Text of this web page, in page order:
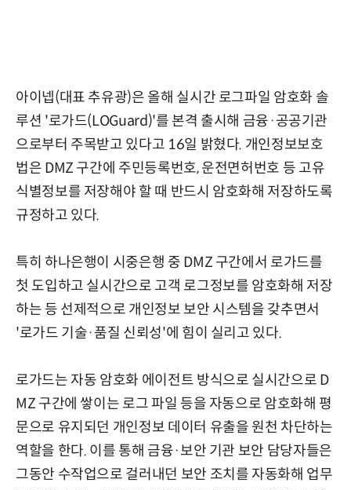
아이넵(대표 추유광)은 올해 실시간 로그파일 암호화 솔
루션 '로가드(LOGuard)'를 본격 출시해 금융·공공기관
으로부터 주목받고 있다고 16일 밝혔다. 개인정보보호
법은 DMZ 구간에 주민등록번호, 운전면허번호 등 고유
식별정보를 저장해야 할 때 반드시 암호화해 저장하도록
규정하고 있다.
특히 하나은행이 시중은행 중 DMZ 구간에서 로가드를
첫 도입하고 실시간으로 고객 로그정보를 암호화해 저장
하는 등 선제적으로 개인정보 보안 시스템을 갖추면서
'로가드 기술·품질 신뢰성'에 힘이 실리고 있다.
로가드는 자동 암호화 에이전트 방식으로 실시간으로 D
MZ 구간에 쌓이는 로그 파일 등을 자동으로 암호화해 평
문으로 유지되던 개인정보 데이터 유출을 원천 차단하는
역할을 한다. 이를 통해 금융·보안 기관 보안 담당자들은
그동안 수작업으로 걸러내던 보안 조치를 자동화해 업무